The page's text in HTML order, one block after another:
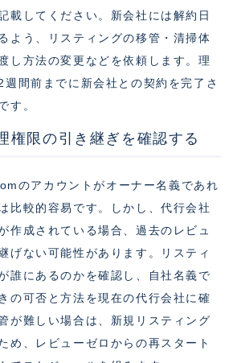
載してください。新会社には解約日
よう、リスティングの移管・清掃体
し方法の変更などを依頼します。理
間前までに新会社との契約を完了さ
す。
権限の引き継ぎを確認する
のアカウントがオーナー名義であれ
比較的容易です。しかし、代行会社
作成されている場合、過去のレビュ
げない可能性があります。リスティ
誰にあるのかを確認し、自社名義で
の可否と方法を現在の代行会社に確
が難しい場合は、新規リスティング
め、レビューゼロからの再スタート